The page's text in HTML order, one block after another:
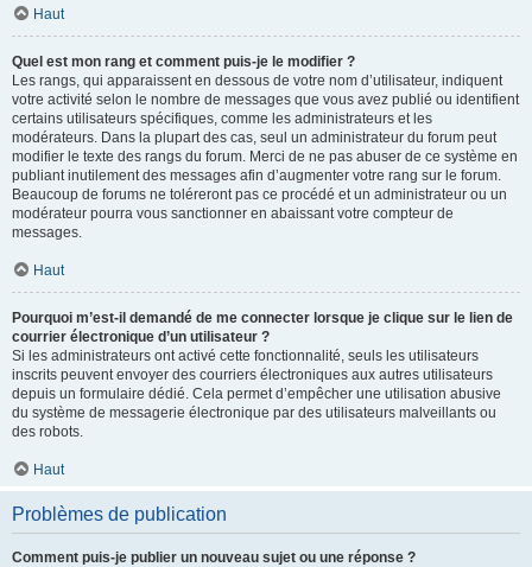
Haut
Quel est mon rang et comment puis-je le modifier ?
Les rangs, qui apparaissent en dessous de votre nom d’utilisateur, indiquent
votre activité selon le nombre de messages que vous avez publié ou identifient
certains utilisateurs spécifiques, comme les administrateurs et les
modérateurs. Dans la plupart des cas, seul un administrateur du forum peut
modifier le texte des rangs du forum. Merci de ne pas abuser de ce système en
publiant inutilement des messages afin d’augmenter votre rang sur le forum.
Beaucoup de forums ne toléreront pas ce procédé et un administrateur ou un
modérateur pourra vous sanctionner en abaissant votre compteur de
messages.
Haut
Pourquoi m’est-il demandé de me connecter lorsque je clique sur le lien de
courrier électronique d’un utilisateur ?
Si les administrateurs ont activé cette fonctionnalité, seuls les utilisateurs
inscrits peuvent envoyer des courriers électroniques aux autres utilisateurs
depuis un formulaire dédié. Cela permet d’empêcher une utilisation abusive
du système de messagerie électronique par des utilisateurs malveillants ou
des robots.
Haut
Problèmes de publication
Comment puis-je publier un nouveau sujet ou une réponse ?